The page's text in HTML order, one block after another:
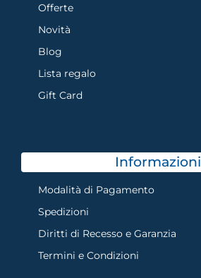
Offerte
Novità
Blog
Lista regalo
Gift Card
Informazioni
Modalità di Pagamento
Spedizioni
Diritti di Recesso e Garanzia
Termini e Condizioni